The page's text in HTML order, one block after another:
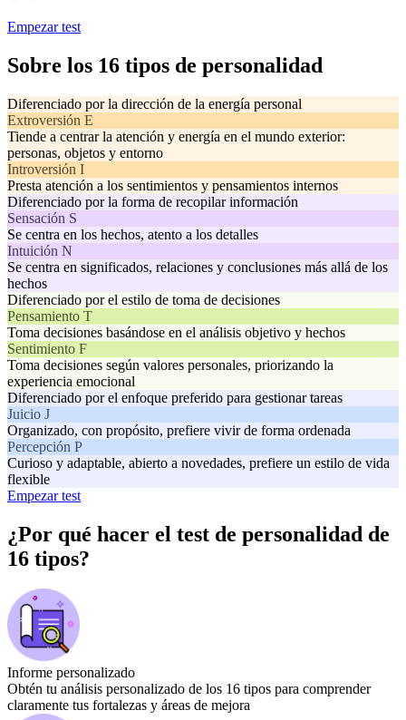
Empezar test
Sobre los 16 tipos de personalidad
Diferenciado por la dirección de la energía personal
Extroversión E
Tiende a centrar la atención y energía en el mundo exterior:
personas, objetos y entorno
Introversión I
Presta atención a los sentimientos y pensamientos internos
Diferenciado por la forma de recopilar información
Sensación S
Se centra en los hechos, atento a los detalles
Intuición N
Se centra en significados, relaciones y conclusiones más allá de los
hechos
Diferenciado por el estilo de toma de decisiones
Pensamiento T
Toma decisiones basándose en el análisis objetivo y hechos
Sentimiento F
Toma decisiones según valores personales, priorizando la
experiencia emocional
Diferenciado por el enfoque preferido para gestionar tareas
Juicio J
Organizado, con propósito, prefiere vivir de forma ordenada
Percepción P
Curioso y adaptable, abierto a novedades, prefiere un estilo de vida
flexible
Empezar test
¿Por qué hacer el test de personalidad de
16 tipos?
Informe personalizado
Obtén tu análisis personalizado de los 16 tipos para comprender
claramente tus fortalezas y áreas de mejora